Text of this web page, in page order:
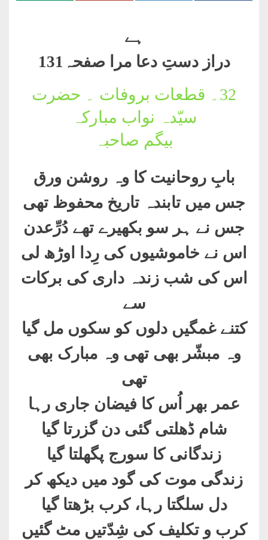
ہے
دراز دستِ دعا مرا صفحہ131
32۔
قطعات بروفات ۔ حضرت
سیّدہ نواب مبارکہ
بیگم صاحبہ
بابِ روحانیت کا وہ روشن ورق
جس میں تابندہ تاریخ محفوظ تھی
جس نے ہر سو بکھیرے تھے دُرِّعدن
اس نے خاموشیوں کی رِدا اوڑھ لی
اس کی شب زندہ داری کی برکات
سے
کتنے غمگیں دلوں کو سکوں مل گیا
وہ مبشّر بھی تھی وہ مبارک بھی
تھی
عمر بھر اُس کا فیضان جاری رہا
شام ڈھلتی گئی دن گزرتا گیا
زندگانی کا سورج پگھلتا گیا
زندگی موت کی گود میں دیکھ کر
دل سلگتا رہا، کرب بڑھتا گیا
کرب و تکلیف کی شِدّتیں مٹ گئیں